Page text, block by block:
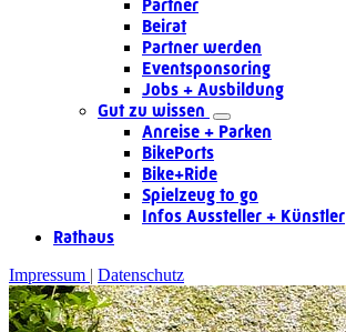
Partner
Beirat
Partner werden
Eventsponsoring
Jobs + Ausbildung
Gut zu wissen
Anreise + Parken
BikePorts
Bike+Ride
Spielzeug to go
Infos Aussteller + Künstler
Rathaus
Impressum Datenschutz